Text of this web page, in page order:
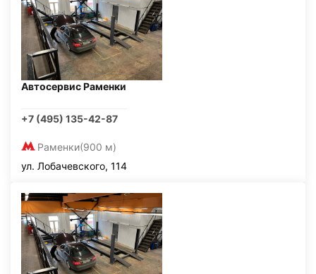
Автосервис Раменки
+7 (495) 135-42-87
Раменки(900 м)
ул. Лобачевского, 114